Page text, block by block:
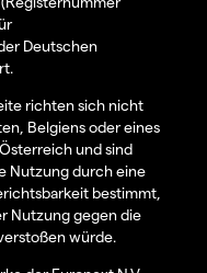
Deutschen
richten sich nicht
Belgiens oder eines
und sind
Nutzung durch eine
bestimmt,
Nutzung gegen die
würde.